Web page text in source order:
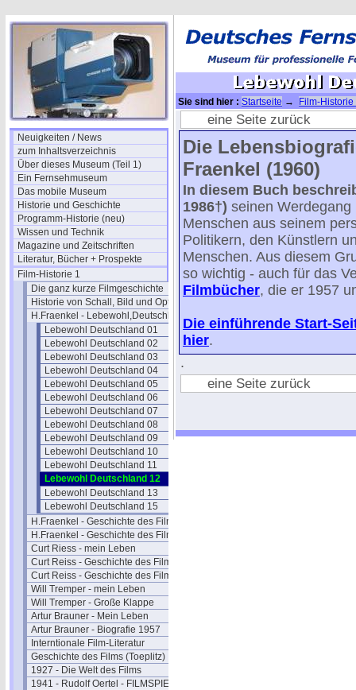
Neuigkeiten / News
zum Inhaltsverzeichnis
Über dieses Museum (Teil 1)
Ein Fernsehmuseum
Das mobile Museum
Historie und Geschichte
Programm-Historie (neu)
Wissen und Technik
Magazine und Zeitschriften
Literatur, Bücher + Prospekte
Film-Historie 1
Die ganz kurze Filmgeschichte
Historie von Schall, Bild und Optik
H.Fraenkel - Lebewohl,Deutschland
Lebewohl Deutschland 01
Lebewohl Deutschland 02
Lebewohl Deutschland 03
Lebewohl Deutschland 04
Lebewohl Deutschland 05
Lebewohl Deutschland 06
Lebewohl Deutschland 07
Lebewohl Deutschland 08
Lebewohl Deutschland 09
Lebewohl Deutschland 10
Lebewohl Deutschland 11
Lebewohl Deutschland 12
Lebewohl Deutschland 13
Lebewohl Deutschland 15
H.Fraenkel - Geschichte des Films 1
H.Fraenkel - Geschichte des Films 2
Curt Riess - mein Leben
Curt Reiss - Geschichte des Films I
Curt Reiss - Geschichte des Films II
Will Tremper - mein Leben
Will Tremper - Große Klappe
Artur Brauner - Mein Leben
Artur Brauner - Biografie 1957
Interntionale Film-Literatur
Geschichte des Films (Toeplitz)
1927 - Die Welt des Films
1941 - Rudolf Oertel - FILMSPIEGEL
Sie sind hier : Startseite →
Film-Historie
Deutschland 12
eine Seite zurück
Die
Fraenkel (1960)
In diesem Buch
1986†) seinen
Menschen aus seinem
Politikern, den Künstlern
Menschen. Aus diesem
so wichtig - auch für das
Filmbücher, die er 1957
Die einführende Start-
hier.
.
eine Seite zurück